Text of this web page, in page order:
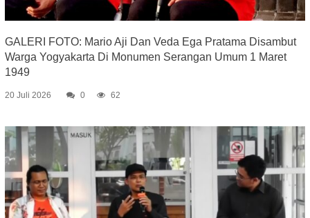
GALERI FOTO: Mario Aji Dan Veda Ega Pratama Disambut
Warga Yogyakarta Di Monumen Serangan Umum 1 Maret
1949
20 Juli 2026 0 62